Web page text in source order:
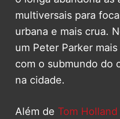
multiversais para
urbana e mais crua.
um Peter Parker
com o submundo do
na cidade.
Além de Tom Holland